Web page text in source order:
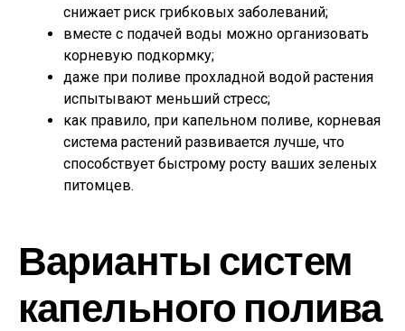
снижает риск грибковых заболеваний;
вместе с подачей воды можно организовать
корневую подкормку;
даже при поливе прохладной водой растения
испытывают меньший стресс;
как правило, при капельном поливе, корневая
система растений развивается лучше, что
способствует быстрому росту ваших зеленых
питомцев.
Варианты систем
капельного полива